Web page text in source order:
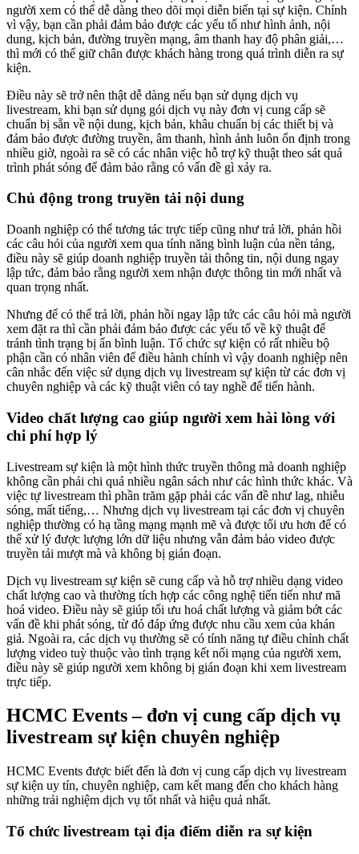
người xem có thể dễ dàng theo dõi mọi diễn biến tại sự kiện. Chính
vì vậy, bạn cần phải đảm bảo được các yếu tố như hình ảnh, nội
dung, kịch bản, đường truyền mạng, âm thanh hay độ phân giải,…
thì mới có thể giữ chân được khách hàng trong quá trình diễn ra sự
kiện.
Điều này sẽ trở nên thật dễ dàng nếu bạn sử dụng dịch vụ
livestream, khi bạn sử dụng gói dịch vụ này đơn vị cung cấp sẽ
chuẩn bị sẵn về nội dung, kịch bản, khâu chuẩn bị các thiết bị và
đảm bảo được đường truyền, âm thanh, hình ảnh luôn ổn định trong
nhiều giờ, ngoài ra sẽ có các nhân việc hỗ trợ kỹ thuật theo sát quá
trình phát sóng để đảm bảo rằng có vấn đề gì xảy ra.
Chủ động trong truyền tải nội dung
Doanh nghiệp có thể tương tác trực tiếp cũng như trả lời, phản hồi
các câu hỏi của người xem qua tính năng bình luận của nền tảng,
điều này sẽ giúp doanh nghiệp truyền tải thông tin, nội dung ngay
lập tức, đảm bảo rằng người xem nhận được thông tin mới nhất và
quan trọng nhất.
Nhưng để có thể trả lời, phản hồi ngay lập tức các câu hỏi mà người
xem đặt ra thì cần phải đảm bảo được các yếu tố về kỹ thuật để
tránh tình trạng bị ẩn bình luận. Tổ chức sự kiện có rất nhiều bộ
phận cần có nhân viên để điều hành chính vì vậy doanh nghiệp nên
cân nhắc đến việc sử dụng dịch vụ livestream sự kiện từ các đơn vị
chuyên nghiệp và các kỹ thuật viên có tay nghề để tiến hành.
Video chất lượng cao giúp người xem hài lòng với
chi phí hợp lý
Livestream sự kiện là một hình thức truyền thông mà doanh nghiệp
không cần phải chi quá nhiều ngân sách như các hình thức khác. Và
việc tự livestream thì phần trăm gặp phải các vấn đề như lag, nhiễu
sóng, mất tiếng,… Nhưng dịch vụ livestream tại các đơn vị chuyên
nghiệp thường có hạ tầng mạng mạnh mẽ và được tối ưu hơn để có
thể xử lý được lượng lớn dữ liệu nhưng vẫn đảm bảo video được
truyền tải mượt mà và không bị gián đoạn.
Dịch vụ livestream sự kiện sẽ cung cấp và hỗ trợ nhiều dạng video
chất lượng cao và thường tích hợp các công nghệ tiến tiến như mã
hoá video. Điều này sẽ giúp tối ưu hoá chất lượng và giảm bớt các
vấn đề khi phát sóng, từ đó đáp ứng được nhu cầu xem của khán
giả. Ngoài ra, các dịch vụ thường sẽ có tính năng tự điều chỉnh chất
lượng video tuỳ thuộc vào tình trạng kết nối mạng của người xem,
điều này sẽ giúp người xem không bị gián đoạn khi xem livestream
trực tiếp.
HCMC Events – đơn vị cung cấp dịch vụ
livestream sự kiện chuyên nghiệp
HCMC Events được biết đến là đơn vị cung cấp dịch vụ livestream
sự kiện uy tín, chuyên nghiệp, cam kết mang đến cho khách hàng
những trải nghiệm dịch vụ tốt nhất và hiệu quả nhất.
Tổ chức livestream tại địa điểm diễn ra sự kiện